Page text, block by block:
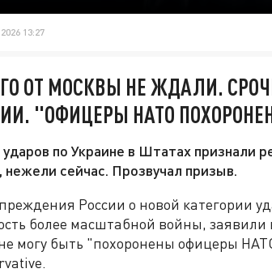
13:27
ОТ МОСКВЫ НЕ ЖДАЛИ.
"ОФИЦЕРЫ НАТО
по Украине в Штатах признали
нежели сейчас. Прозвучал призыв.
России о новой категории
более масштабной войны,
могу быть "похоронены офицеры